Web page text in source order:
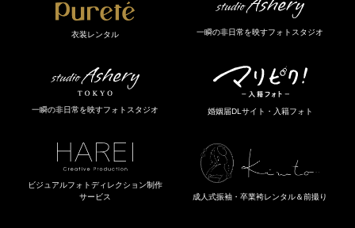
衣装レンタル 一瞬の非日常を映すフォトスタジオ
一瞬の非日常を映すフォトスタジオ 婚姻届DLサイト・入籍フォト
ビジュアルフォトディレクション制作
サービス
成人式振袖・卒業袴レンタル＆前撮り